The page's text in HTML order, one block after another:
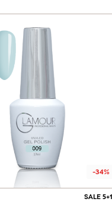
-34%
SALE 5+1